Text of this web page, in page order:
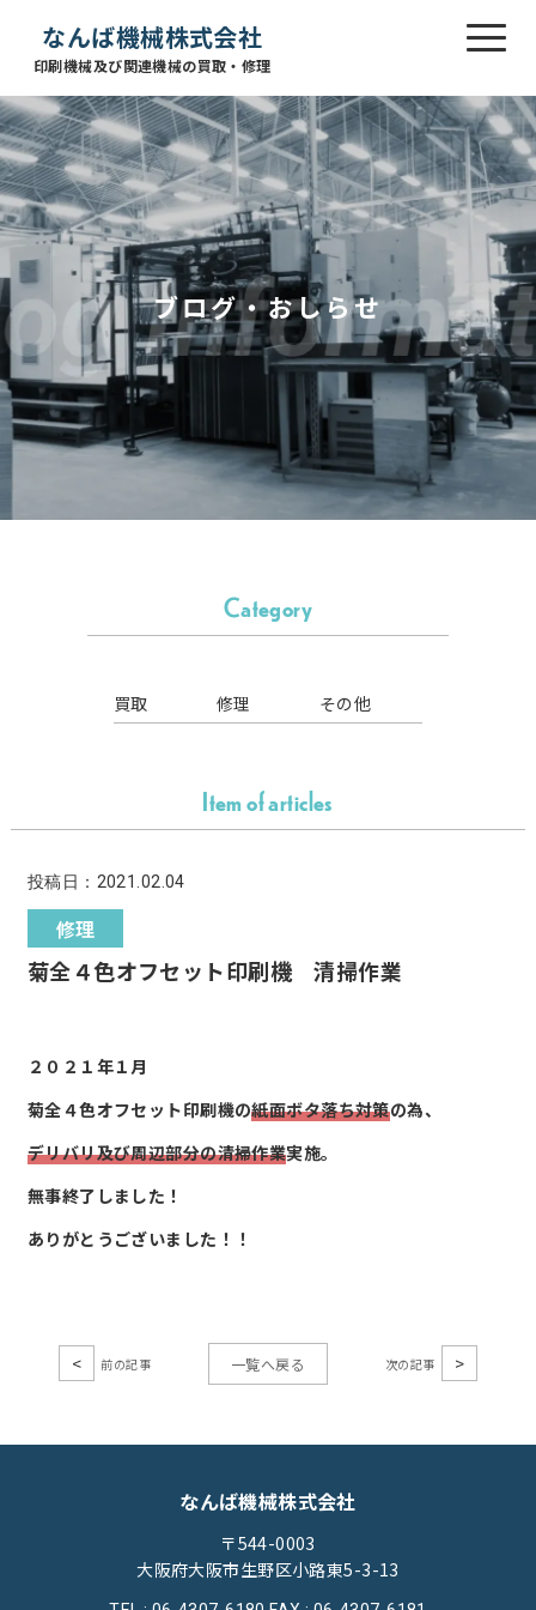
なんば機械株式会社
印刷機械及び関連機械の買取・修理
ブログ・おしらせ
Category
買取 修理 その他
Item of articles
投稿日：2021.02.04
修理
菊全４色オフセット印刷機 清掃作業
２０２１年１月
菊全４色オフセット印刷機の紙面ボタ落ち対策の為、
デリバリ及び周辺部分の清掃作業実施。
無事終了しました！
ありがとうございました！！
< 一覧へ戻る >
なんば機械株式会社
〒544-0003
大阪府大阪市生野区小路東5-3-13